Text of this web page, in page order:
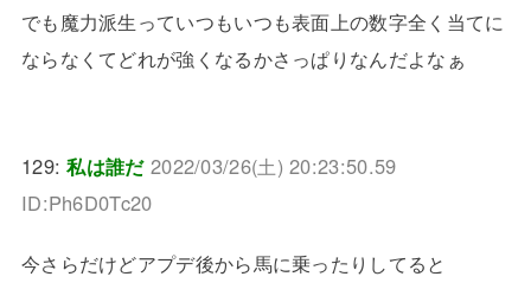
でも魔力派生っていつもいつも表面上の数字全く当てに
ならなくてどれが強くなるかさっぱりなんだよなぁ
129:私は誰だ 2022/03/26(土) 20:23:50.59
ID:Ph6D0Tc20
今さらだけどアプデ後から馬に乗ったりしてると